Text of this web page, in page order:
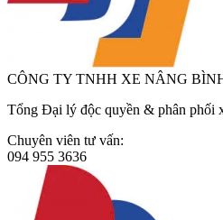
CÔNG TY TNHH XE NÂNG
Tổng Đại lý độc quyền & phân phối
Chuyên viên tư vấn:
094 955 3636